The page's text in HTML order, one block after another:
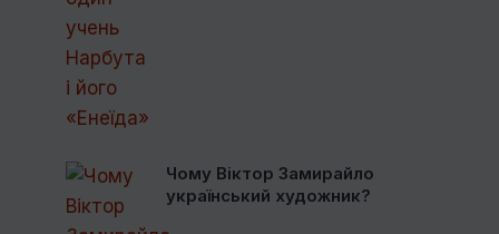
Чому Віктор Замирайло
український художник?